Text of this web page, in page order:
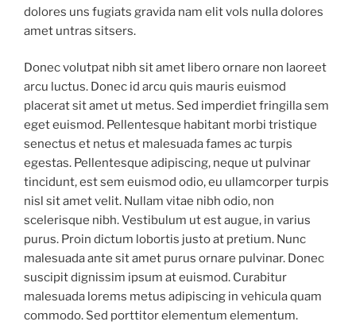
dolores uns fugiats gravida nam elit vols nulla dolores
amet untras sitsers.
Donec volutpat nibh sit amet libero ornare non laoreet
arcu luctus. Donec id arcu quis mauris euismod
placerat sit amet ut metus. Sed imperdiet fringilla sem
eget euismod. Pellentesque habitant morbi tristique
senectus et netus et malesuada fames ac turpis
egestas. Pellentesque adipiscing, neque ut pulvinar
tincidunt, est sem euismod odio, eu ullamcorper turpis
nisl sit amet velit. Nullam vitae nibh odio, non
scelerisque nibh. Vestibulum ut est augue, in varius
purus. Proin dictum lobortis justo at pretium. Nunc
malesuada ante sit amet purus ornare pulvinar. Donec
suscipit dignissim ipsum at euismod. Curabitur
malesuada lorems metus adipiscing in vehicula quam
commodo. Sed porttitor elementum elementum.